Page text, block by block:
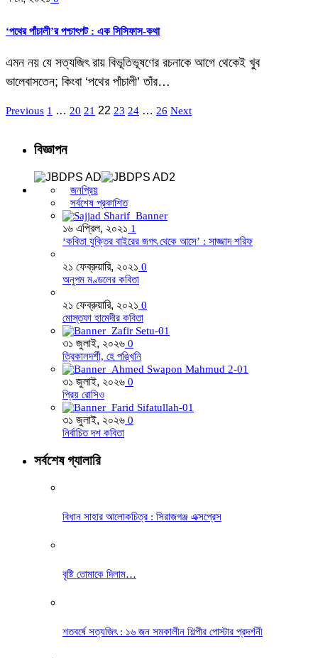
‘পথের পাঁচালী’র পশ্চাৎপট : এক সিসিফাস-কথা
এমন নয় যে সত্যজিৎ রায় বিভূতিভূষণের রচনাকে আগে থেকেই খুব
ভালেবাসতেন; কিংবা ‘পথের পাঁচালী’ তাঁর…
Previous 1 … 20 21 22 23 24 … 26 Next
বিজ্ঞাপন
জনপ্রিয়
সর্বশেষ প্রকাশিত
১৬ এপ্রিল, ২০২১ 1
‘কবিতা যুক্তির বাইরের জগৎ থেকে আসে’ : সাজ্জাদ শরিফ
২১ ফেব্রুয়ারি, ২০২১ 0
অনুপম মণ্ডলের কবিতা
২১ ফেব্রুয়ারি, ২০২১ 0
মোস্তফা হামেদীর কবিতা
৩১ জুলাই, ২০২৬ 0
ত্রিকালদর্শী, হে পঙ্খিনি
৩১ জুলাই, ২০২৬ 0
প্রিয় রোসিও
৩১ জুলাই, ২০২৬ 0
নির্বাচিত দশ কবিতা
সর্বশেষ গ্যালারি
বিধান সাহার আলোকচিত্র : সিরাজগঞ্জ এক্সপ্রেস
বৃষ্টি তোমাকে দিলাম…
শতবর্ষে সত্যজিৎ : ১৬ জন সমকালীন শিল্পীর পোস্টার প্রদর্শনী